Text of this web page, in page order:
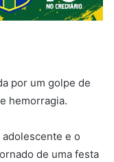
por um golpe de
hemorragia.
e o
de uma festa